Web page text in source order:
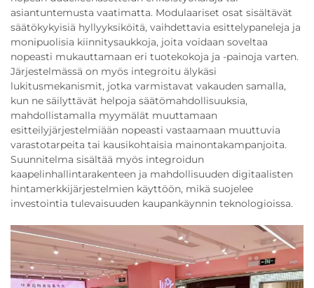
asiantuntemusta vaatimatta. Modulaariset osat sisältävät
säätökykyisiä hyllyyksiköitä, vaihdettavia esittelypaneleja ja
monipuolisia kiinnitysaukkoja, joita voidaan soveltaa
nopeasti mukauttamaan eri tuotekokoja ja -painoja varten.
Järjestelmässä on myös integroitu älykäsi
lukitusmekanismit, jotka varmistavat vakauden samalla,
kun ne säilyttävät helpoja säätömahdollisuuksia,
mahdollistamalla myymälät muuttamaan
esitteilyjärjestelmiään nopeasti vastaamaan muuttuvia
varastotarpeita tai kausikohtaisia mainontakampanjoita.
Suunnitelma sisältää myös integroidun
kaapelinhallintarakenteen ja mahdollisuuden digitaalisten
hintamerkkijärjestelmien käyttöön, mikä suojelee
investointia tulevaisuuden kaupankäynnin teknologioissa.